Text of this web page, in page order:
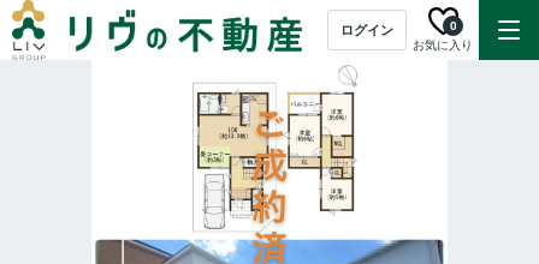
ログイン
お気に入り
0